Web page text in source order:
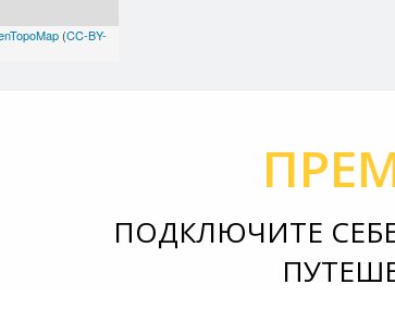
(CC-BY-
ПОДКЛЮЧИТЕ